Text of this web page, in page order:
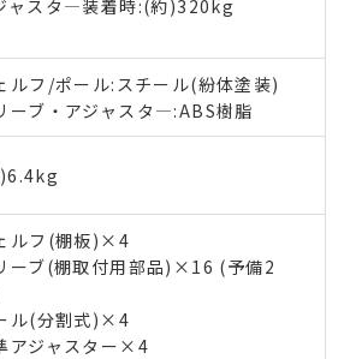
ャスタ―装着時:(約)320kg
ルフ/ポール:スチール(紛体塗装)
ーブ・アジャスタ―:ABS樹脂
ルフ(棚板)×4
ーブ(棚取付用部品)×16 (予備2
ル(分割式)×4
アジャスター×4